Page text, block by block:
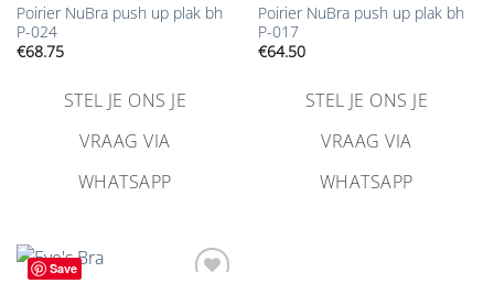
Poirier NuBra push up plak bh
P-024
€68.75
STEL JE ONS JE
VRAAG VIA
WHATSAPP
Poirier NuBra push up plak bh
P-017
€64.50
STEL JE ONS JE
VRAAG VIA
WHATSAPP
Save